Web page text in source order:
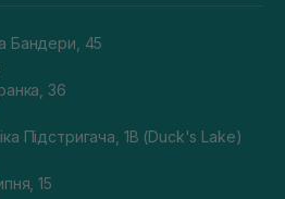
Бандери, 45
36
Підстригача, 1В (Duck's Lake)
15